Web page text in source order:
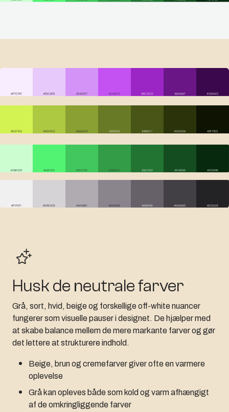
Husk de neutrale farver
Grå, sort, hvid, beige og forskellige off-white nuancer
fungerer som visuelle pauser i designet. De hjælper med
at skabe balance mellem de mere markante farver og gør
det lettere at strukturere indhold.
Beige, brun og cremefarver giver ofte en varmere
oplevelse
Grå kan opleves både som kold og varm afhængigt
af de omkringliggende farver